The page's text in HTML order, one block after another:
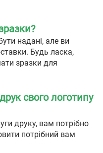
надані, але ви
Будь ласка,
зразки для
свого логотипу
друку, вам потрібно
потрібний вам